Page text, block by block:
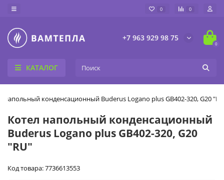
0 0
+7 963 929 98 75
0
КАТАЛОГ
напольный конденсационный Buderus Logano plus GB402-320, G20
Котел напольный конденсационный
Buderus Logano plus GB402-320, G20
"RU"
Код товара: 7736613553